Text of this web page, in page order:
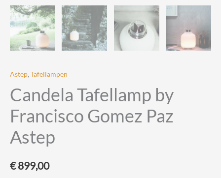
Astep, Tafellampen
Candela Tafellamp by
Francisco Gomez Paz
Astep
€899,00